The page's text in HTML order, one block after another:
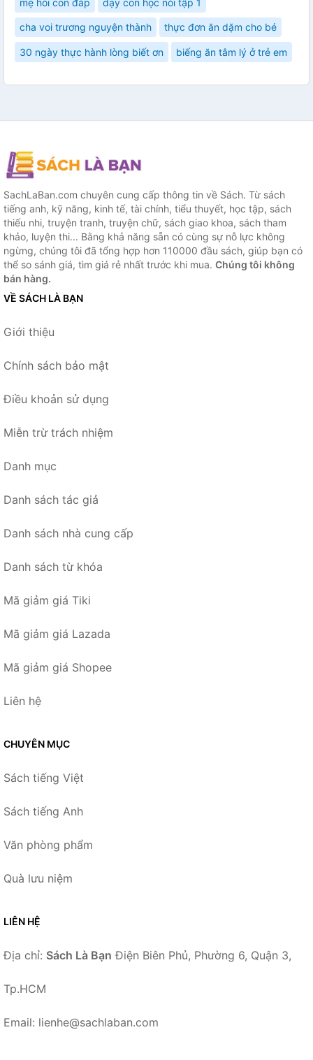
cha voi trương nguyện thành thực đơn ăn dặm cho bé
30 ngày thực hành lòng biết ơn biếng ăn tâm lý ở trẻ em
SachLaBan.com chuyên cung cấp thông tin về Sách. Từ sách
tiếng anh, kỹ năng, kinh tế, tài chính, tiểu thuyết, học tập, sách
thiếu nhi, truyện tranh, truyện chữ, sách giao khoa, sách tham
khảo, luyện thi... Bằng khả năng sẵn có cùng sự nỗ lực không
ngừng, chúng tôi đã tổng hợp hơn 110000 đầu sách, giúp bạn có
thể so sánh giá, tìm giá rẻ nhất trước khi mua. Chúng tôi không
bán hàng.
VỀ SÁCH LÀ BẠN
Giới thiệu
Chính sách bảo mật
Điều khoản sử dụng
Miễn trừ trách nhiệm
Danh mục
Danh sách tác giả
Danh sách nhà cung cấp
Danh sách từ khóa
Mã giảm giá Tiki
Mã giảm giá Lazada
Mã giảm giá Shopee
Liên hệ
CHUYÊN MỤC
Sách tiếng Việt
Sách tiếng Anh
Văn phòng phẩm
Quà lưu niệm
LIÊN HỆ
Địa chỉ: Sách Là Bạn Điện Biên Phủ, Phường 6, Quận 3,
Tp.HCM
Email: lienhe@sachlaban.com